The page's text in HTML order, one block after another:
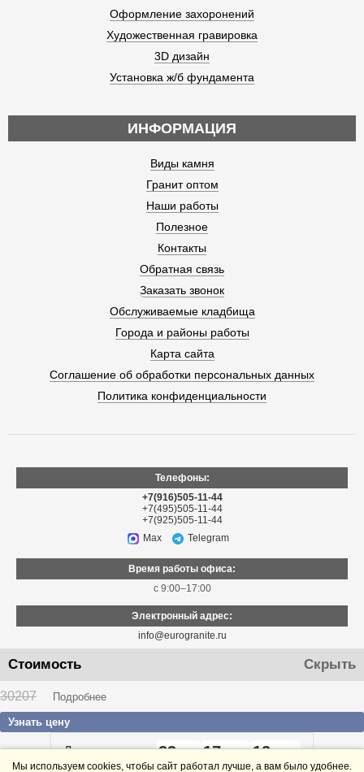
Стоимость Скрыть
30207 Подробнее
Узнать цену
До конца акции23 17 12
Оформление захоронений
Художественная гравировка
3D дизайн
Установка ж/б фундамента
ИНФОРМАЦИЯ
Виды камня
Гранит оптом
Наши работы
Полезное
Контакты
Обратная связь
Заказать звонок
Обслуживаемые кладбища
Города и районы работы
Карта сайта
Соглашение об обработки персональных данных
Политика конфиденциальности
Телефоны:
+7(916)505-11-44
+7(495)505-11-44
+7(925)505-11-44
Max
Telegram
Время работы офиса:
с 9:00–17:00
Электронный адрес:
info@eurogranite.ru
Мы используем cookies, чтобы сайт работал лучше, а вам было удобнее.